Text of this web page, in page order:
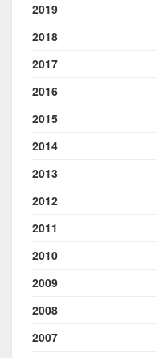
2019
2018
2017
2016
2015
2014
2013
2012
2011
2010
2009
2008
2007